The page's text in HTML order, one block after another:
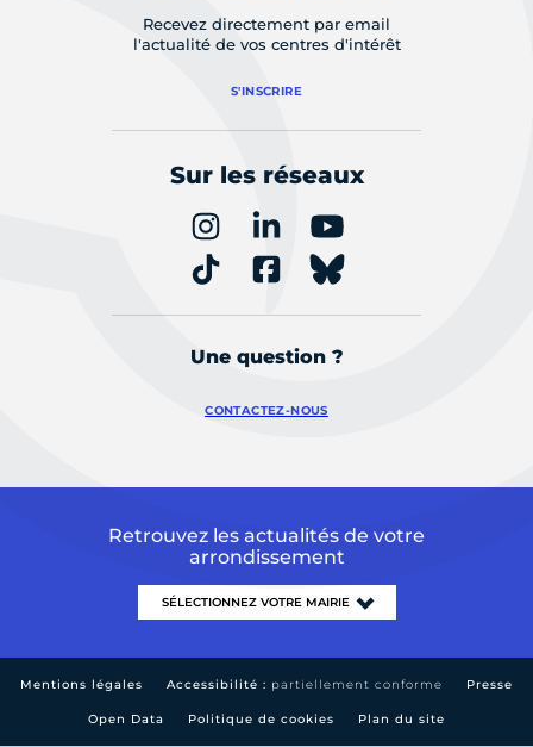
Recevez directement par email
l'actualité de vos centres d'intérêt
S'INSCRIRE
Sur les réseaux
Une question ?
CONTACTEZ-NOUS
Retrouvez les actualités de votre
arrondissement
Mentions légales Accessibilité : partiellement conforme Presse
Open Data Politique de cookies Plan du site